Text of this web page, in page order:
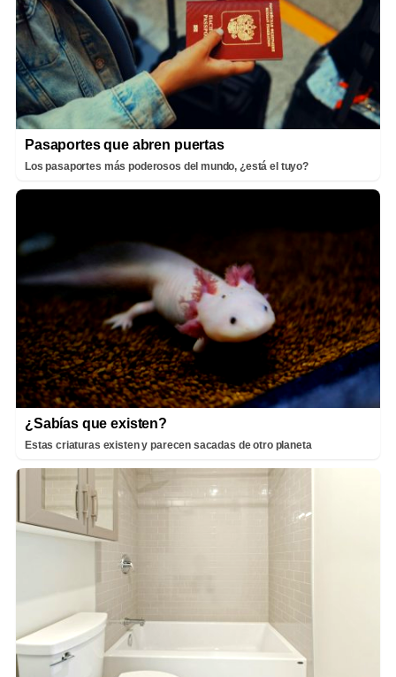
Pasaportes que abren puertas
Los pasaportes más poderosos del mundo, ¿está el tuyo?
¿Sabías que existen?
Estas criaturas existen y parecen sacadas de otro planeta